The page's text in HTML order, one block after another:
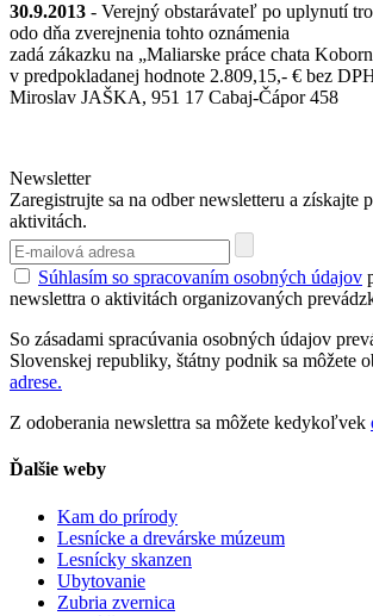
30.9.2013 - Verejný obstarávateľ po uplynutí
odo dňa zverejnenia tohto oznámenia
zadá zákazku na „Maliarske práce chata
v predpokladanej hodnote 2.809,15,- € bez
Miroslav JAŠKA, 951 17 Cabaj-Čápor 458
Newsletter
Zaregistrujte sa na odber newsletteru a získajte
aktivitách.
Súhlasím so spracovaním osobných údajov
newslettra o aktivitách organizovaných
So zásadami spracúvania osobných údajov
Slovenskej republiky, štátny podnik sa môžete
adrese.
Z odoberania newslettra sa môžete kedykoľvek
Ďalšie weby
Kam do prírody
Lesnícke a drevárske múzeum
Lesnícky skanzen
Ubytovanie
Zubria zvernica